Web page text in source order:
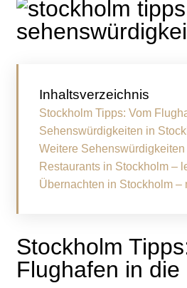
Inhaltsverzeichnis
Stockholm Tipps: Vom
Sehenswürdigkeiten in
Weitere
Restaurants in Stockholm –
Übernachten in Stockholm –
Stockholm
Flughafen in die